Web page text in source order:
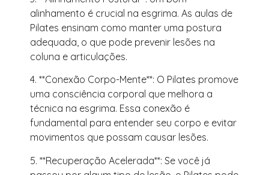
alinhamento é crucial na esgrima. As aulas de
Pilates ensinam como manter uma postura
adequada, o que pode prevenir lesões na
coluna e articulações.
4. **Conexão Corpo-Mente**: O Pilates promove
uma consciência corporal que melhora a
técnica na esgrima. Essa conexão é
fundamental para entender seu corpo e evitar
movimentos que possam causar lesões.
5. **Recuperação Acelerada**: Se você já